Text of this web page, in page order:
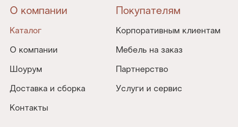
О компании
Каталог
О компании
Шоурум
Доставка и сборка
Контакты
Покупателям
Корпоративным клиентам
Мебель на заказ
Партнерство
Услуги и сервис